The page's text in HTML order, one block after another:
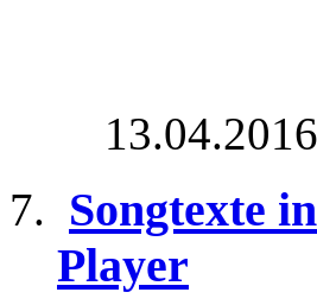
Songtexte
Player